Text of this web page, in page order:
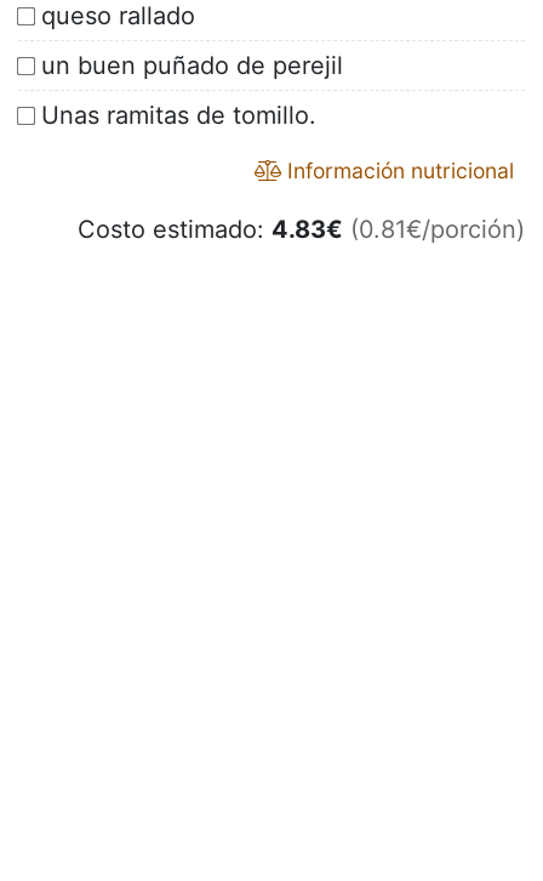
queso rallado
un buen puñado de perejil
Unas ramitas de tomillo.
Información nutricional
Costo estimado: 4.83€ (0.81€/porción)